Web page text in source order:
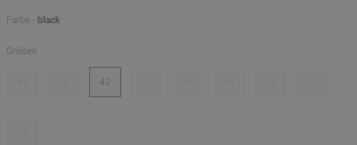
Farbe - black
Größen
42